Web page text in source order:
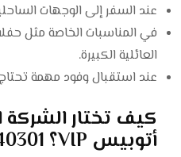
عند السفر إلى الوجهات
في المناسبات الخاصة مثل
العائلية الكبيرة.
عند استقبال وفود مهمة
كيف تختار الشركة
أتوبيس VIP؟ 01119940301